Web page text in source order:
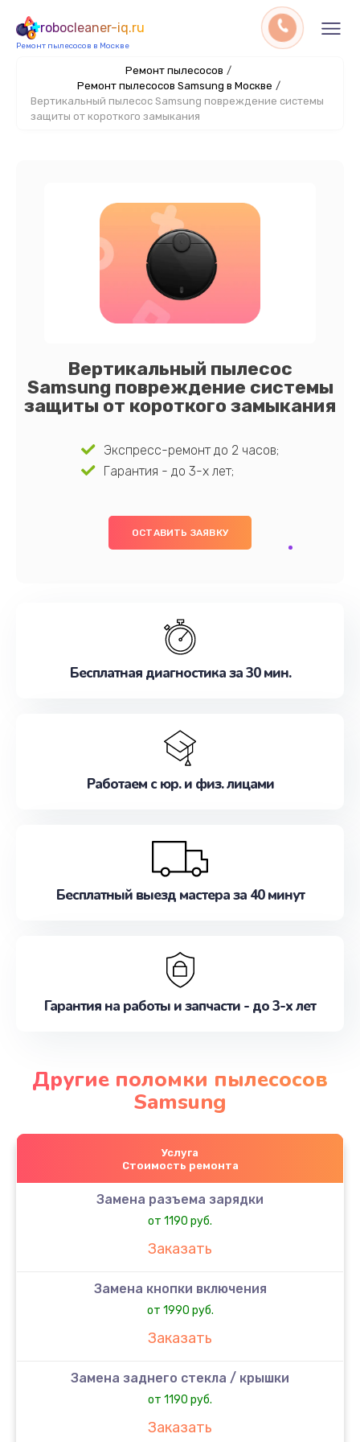
robocleaner-iq.ru
Ремонт пылесосов в Москве
Ремонт пылесосов /
Ремонт пылесосов Samsung в Москве /
Вертикальный пылесос Samsung повреждение системы
защиты от короткого замыкания
Вертикальный пылесос
Samsung повреждение системы
защиты от короткого замыкания
Экспресс-ремонт до 2 часов;
Гарантия - до 3-х лет;
ОСТАВИТЬ ЗАЯВКУ
Бесплатная диагностика за 30 мин.
Работаем с юр. и физ. лицами
Бесплатный выезд мастера за 40 минут
Гарантия на работы и запчасти - до 3-х лет
Другие поломки пылесосов
Samsung
Услуга
Стоимость ремонта
Замена разъема зарядки
от 1190 руб.
Заказать
Замена кнопки включения
от 1990 руб.
Заказать
Замена заднего стекла / крышки
от 1190 руб.
Заказать